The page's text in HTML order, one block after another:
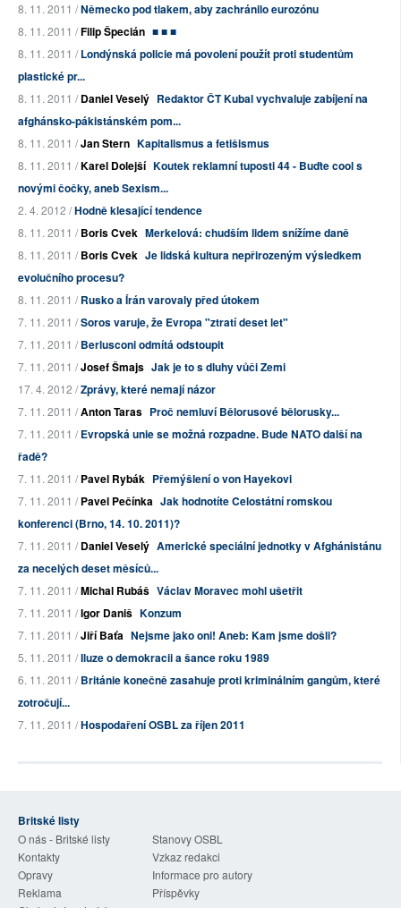
8. 11. 2011 /Německo pod tlakem, aby zachránilo eurozónu
8. 11. 2011 /Filip Špecián ■ ■ ■
8. 11. 2011 /Londýnská policie má povolení použít proti studentům
plastické pr...
8. 11. 2011 /Daniel Veselý Redaktor ČT Kubal vychvaluje zabíjení na
afghánsko-pákistánském pom...
8. 11. 2011 /Jan Stern Kapitalismus a fetišismus
8. 11. 2011 /Karel Dolejší Koutek reklamní tuposti 44 - Buďte cool s
novými čočky, aneb Sexism...
2. 4. 2012 /Hodně klesající tendence
8. 11. 2011 /Boris Cvek Merkelová: chudším lidem snížíme daně
8. 11. 2011 /Boris Cvek Je lidská kultura nepřirozeným výsledkem
evolučního procesu?
8. 11. 2011 /Rusko a Írán varovaly před útokem
7. 11. 2011 /Soros varuje, že Evropa "ztratí deset let"
7. 11. 2011 /Berlusconi odmítá odstoupit
7. 11. 2011 /Josef Šmajs Jak je to s dluhy vůči Zemi
17. 4. 2012 /Zprávy, které nemají názor
7. 11. 2011 /Anton Taras Proč nemluví Bělorusové bělorusky...
7. 11. 2011 /Evropská unie se možná rozpadne. Bude NATO další na
řadě?
7. 11. 2011 /Pavel Rybák Přemýšlení o von Hayekovi
7. 11. 2011 /Pavel Pečínka Jak hodnotíte Celostátní romskou
konferenci (Brno, 14. 10. 2011)?
7. 11. 2011 /Daniel Veselý Americké speciální jednotky v Afghánistánu
za necelých deset měsíců...
7. 11. 2011 /Michal Rubáš Václav Moravec mohl ušetřit
7. 11. 2011 /Igor Daniš Konzum
7. 11. 2011 /Jiří Baťa Nejsme jako oni! Aneb: Kam jsme došli?
5. 11. 2011 /Iluze o demokracii a šance roku 1989
6. 11. 2011 /Británie konečně zasahuje proti kriminálním gangům, které
zotročují...
7. 11. 2011 /Hospodaření OSBL za říjen 2011
Britské listy
O nás - Britské listy
Stanovy OSBL
Kontakty
Vzkaz redakci
Opravy
Informace pro autory
Reklama
Příspěvky